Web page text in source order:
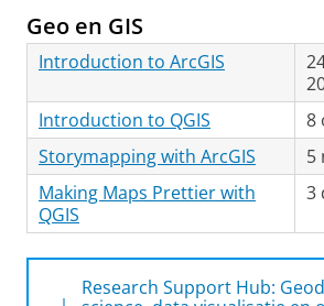
Geo en GIS
Introduction to ArcGIS
Introduction to QGIS
8
Storymapping with ArcGIS
5
Making Maps Prettier with
QGIS
3
Research Support Hub: